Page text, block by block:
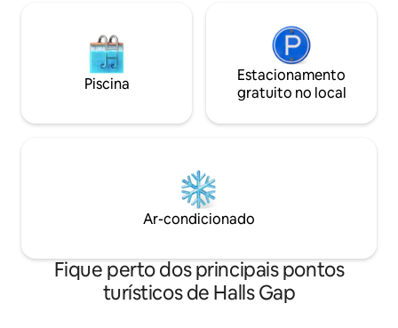
Piscina
Estacionamento
gratuito no local
Ar-condicionado
Fique perto dos principais pontos
turísticos de Halls Gap